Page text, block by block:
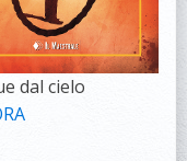
dal cielo